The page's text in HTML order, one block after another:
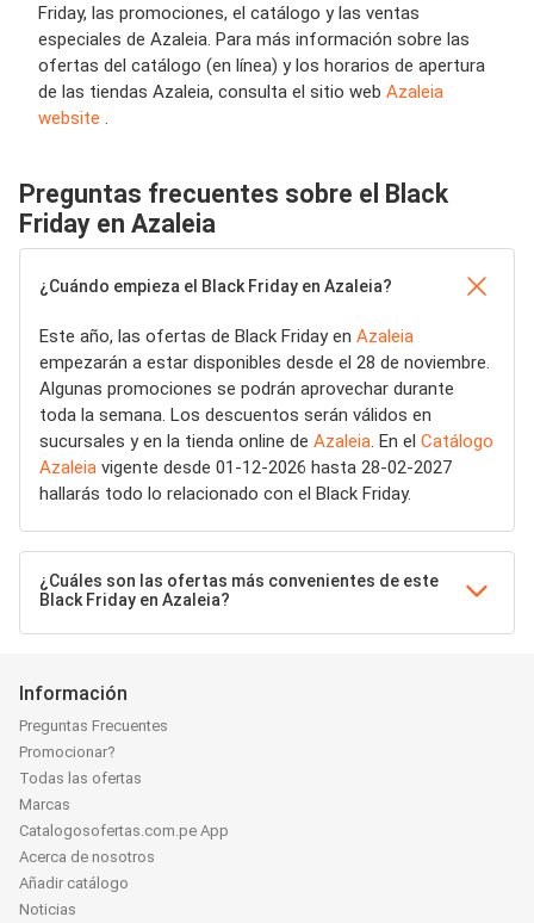
Friday, las promociones, el catálogo y las ventas
especiales de Azaleia. Para más información sobre las
ofertas del catálogo (en línea) y los horarios de apertura
de las tiendas Azaleia, consulta el sitio web Azaleia
website .
Preguntas frecuentes sobre el Black
Friday en Azaleia
¿Cuándo empieza el Black Friday en Azaleia?
Este año, las ofertas de Black Friday en Azaleia
empezarán a estar disponibles desde el 28 de noviembre.
Algunas promociones se podrán aprovechar durante
toda la semana. Los descuentos serán válidos en
sucursales y en la tienda online de Azaleia. En el Catálogo
Azaleia vigente desde 01-12-2026 hasta 28-02-2027
hallarás todo lo relacionado con el Black Friday.
¿Cuáles son las ofertas más convenientes de este
Black Friday en Azaleia?
Información
Preguntas Frecuentes
Promocionar?
Todas las ofertas
Marcas
Catalogosofertas.com.pe App
Acerca de nosotros
Añadir catálogo
Noticias